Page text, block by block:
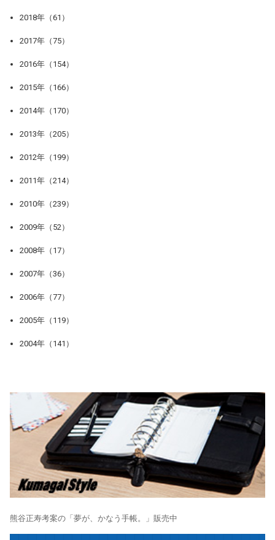
2018年（61）
2017年（75）
2016年（154）
2015年（166）
2014年（170）
2013年（205）
2012年（199）
2011年（214）
2010年（239）
2009年（52）
2008年（17）
2007年（36）
2006年（77）
2005年（119）
2004年（141）
熊谷正寿考案の「夢が、かなう手帳。」販売中